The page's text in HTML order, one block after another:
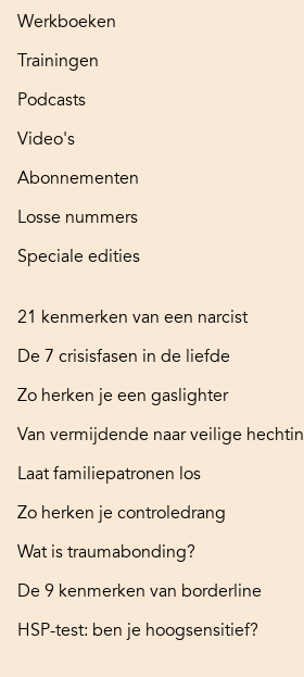
Werkboeken
Trainingen
Podcasts
Video's
Abonnementen
Losse nummers
Speciale edities
21 kenmerken van een narcist
De 7 crisisfasen in de liefde
Zo herken je een gaslighter
Van vermijdende naar veilige
Laat familiepatronen los
Zo herken je controledrang
Wat is traumabonding?
De 9 kenmerken van borderline
HSP-test: ben je hoogsensitief?